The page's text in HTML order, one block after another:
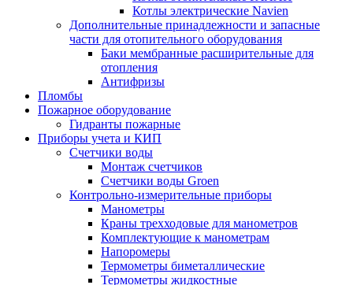
Котлы электрические Navien
Дополнительные принадлежности и запасные
части для отопительного оборудования
Баки мембранные расширительные для
отопления
Антифризы
Пломбы
Пожарное оборудование
Гидранты пожарные
Приборы учета и КИП
Счетчики воды
Монтаж счетчиков
Счетчики воды Groen
Контрольно-измерительные приборы
Манометры
Краны трехходовые для манометров
Комплектующие к манометрам
Напоромеры
Термометры биметаллические
Термометры жидкостные